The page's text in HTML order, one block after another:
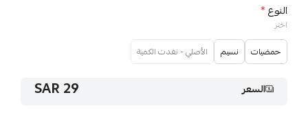
النوع*
اختر
حمضيات نسيم الأصلي - نفدت الكمية
السعر 29 SAR